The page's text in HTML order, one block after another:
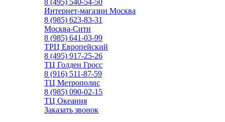
8 (495) 540-54-50
Интернет-магазин Москва
8 (985) 623-83-31
Москва-Сити
8 (985) 641-03-99
ТРЦ Европейский
8 (495) 917-25-26
ТЦ Голден Гросс
8 (916) 511-87-59
ТЦ Метрополис
8 (985) 090-02-15
ТЦ Океания
Заказать звонок